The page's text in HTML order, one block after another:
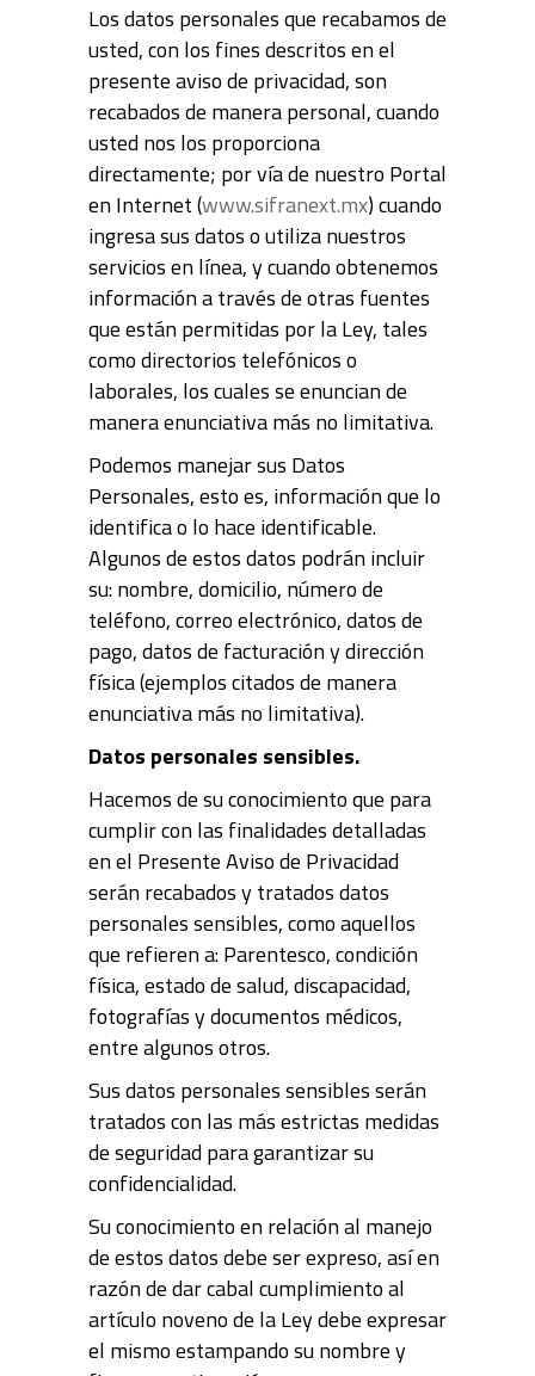
Los datos personales que recabamos de
usted, con los fines descritos en el
presente aviso de privacidad, son
recabados de manera personal, cuando
usted nos los proporciona
directamente; por vía de nuestro Portal
en Internet (www.sifranext.mx) cuando
ingresa sus datos o utiliza nuestros
servicios en línea, y cuando obtenemos
información a través de otras fuentes
que están permitidas por la Ley, tales
como directorios telefónicos o
laborales, los cuales se enuncian de
manera enunciativa más no limitativa.
Podemos manejar sus Datos
Personales, esto es, información que lo
identifica o lo hace identificable.
Algunos de estos datos podrán incluir
su: nombre, domicilio, número de
teléfono, correo electrónico, datos de
pago, datos de facturación y dirección
física (ejemplos citados de manera
enunciativa más no limitativa).
Datos personales sensibles.
Hacemos de su conocimiento que para
cumplir con las finalidades detalladas
en el Presente Aviso de Privacidad
serán recabados y tratados datos
personales sensibles, como aquellos
que refieren a: Parentesco, condición
física, estado de salud, discapacidad,
fotografías y documentos médicos,
entre algunos otros.
Sus datos personales sensibles serán
tratados con las más estrictas medidas
de seguridad para garantizar su
confidencialidad.
Su conocimiento en relación al manejo
de estos datos debe ser expreso, así en
razón de dar cabal cumplimiento al
artículo noveno de la Ley debe expresar
el mismo estampando su nombre y